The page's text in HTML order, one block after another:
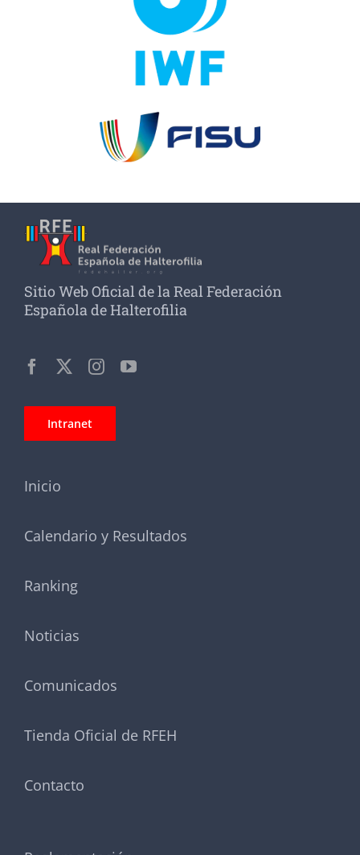
Sitio Web Oficial de la Real Federación
Española de Halterofilia
Intranet
Inicio
Calendario y Resultados
Ranking
Noticias
Comunicados
Tienda Oficial de RFEH
Contacto